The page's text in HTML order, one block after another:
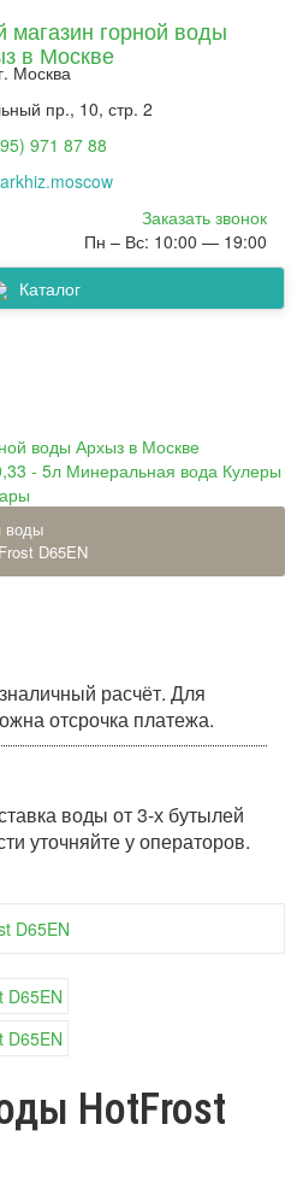
г. Москва
пр., 10, стр. 2
971 87 88
Заказать звонок
Пн – Вс: 10:00 — 19:00
Каталог
19л- 5л
вода
товары
- 5л Минеральная вода Кулеры
воды
D65EN
расчёт. Для
отсрочка платежа.
воды от 3-х бутылей
уточняйте у операторов.
HotFrost